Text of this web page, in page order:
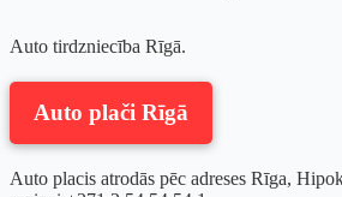
Auto tirdzniecība Rīgā.
Auto plači Rīgā
Auto placis atrodās pēc adreses Rīga,